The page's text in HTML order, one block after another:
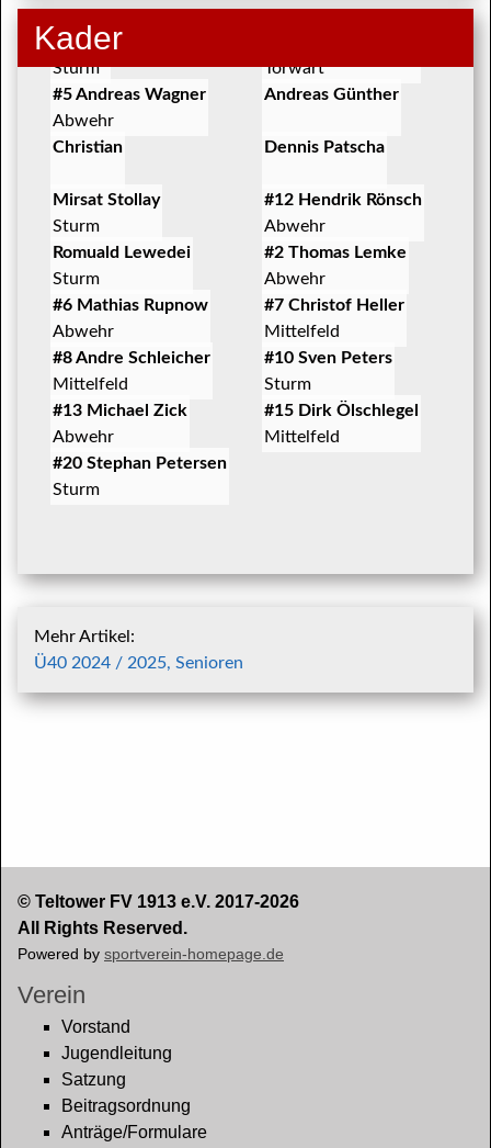
Kader
Luke
Sturm
Torwart
#5 Andreas Wagner
Abwehr
Andreas Günther
Christian Dennis Patscha
Mirsat Stollay
Sturm
#12 Hendrik Rönsch
Abwehr
Romuald Lewedei
Sturm
#2 Thomas Lemke
Abwehr
#6 Mathias Rupnow
Abwehr
#7 Christof Heller
Mittelfeld
#8 Andre Schleicher
Mittelfeld
#10 Sven Peters
Sturm
#13 Michael Zick
Abwehr
#15 Dirk Ölschlegel
Mittelfeld
#20 Stephan Petersen
Sturm
Mehr Artikel:
Ü40 2024 / 2025, Senioren
© Teltower FV 1913 e.V. 2017-2026
All Rights Reserved.
Powered by sportverein-homepage.de
Verein
Vorstand
Jugendleitung
Satzung
Beitragsordnung
Anträge/Formulare